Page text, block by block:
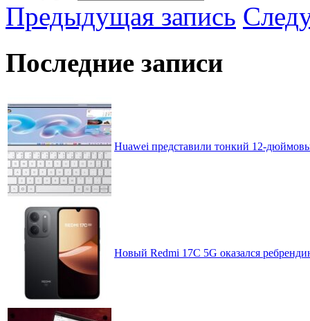
Предыдущая запись
Последние записи
Huawei представили тонкий 12-
Новый Redmi 17C 5G оказался